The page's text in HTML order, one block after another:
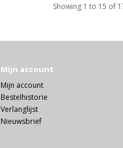
Showing 1 to 15 of
Mijn account
Mijn account
Bestelhistorie
Verlanglijst
Nieuwsbrief